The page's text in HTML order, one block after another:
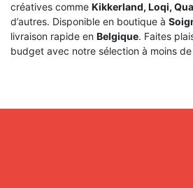
créatives comme Kikkerland, Loqi,
d’autres. Disponible en boutique à
livraison rapide en Belgique. Faites
budget avec notre sélection à moins